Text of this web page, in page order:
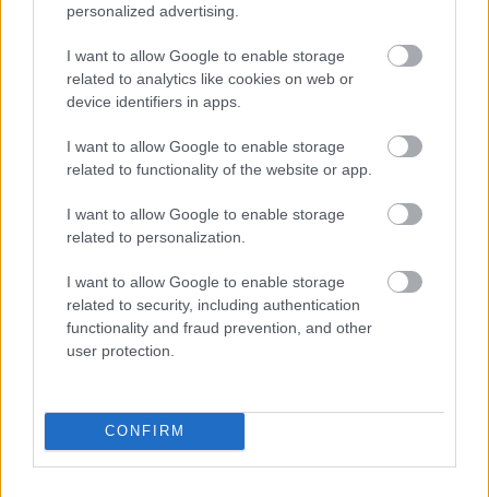
personalized advertising.
I want to allow Google to enable storage
related to analytics like cookies on web or
device identifiers in apps.
I want to allow Google to enable storage
related to functionality of the website or app.
I want to allow Google to enable storage
related to personalization.
I want to allow Google to enable storage
related to security, including authentication
functionality and fraud prevention, and other
user protection.
CONFIRM
Kellék, jelmez: Tölli Judit
Rendezte és fordította: Bethlenfalvy Ádám
és a Trafónak
Színház Premier Trafó